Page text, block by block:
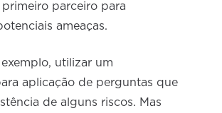
primeiro parceiro para
ameaças.
utilizar um
aplicação de perguntas que
de alguns riscos. Mas